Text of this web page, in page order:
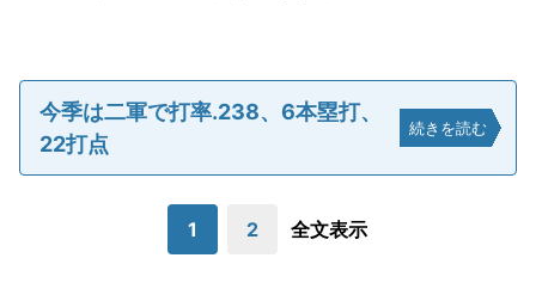
今季は二軍で打率.238、6本塁打、
22打点
続きを読む
1 2 全文表示